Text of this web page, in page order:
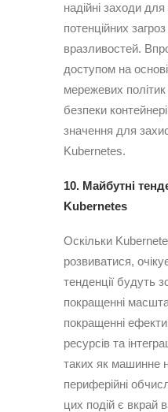
надійні заходи для
потенційних загроз
вразливостей.
доступом на
мережевих
безпеки
значення для
Kubernetes.
10. Майбутні
Kubernetes
Оскільки
розвиватися,
тенденції будуть
покращенні
покращенні
ресурсів та
таких як машинне
периферійні
цих подій є вкрай